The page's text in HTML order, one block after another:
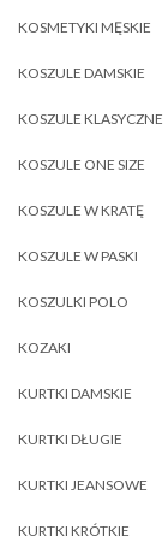
KOSMETYKI MĘSKIE
KOSZULE DAMSKIE
KOSZULE KLASYCZNE
KOSZULE ONE SIZE
KOSZULE W KRATĘ
KOSZULE W PASKI
KOSZULKI POLO
KOZAKI
KURTKI DAMSKIE
KURTKI DŁUGIE
KURTKI JEANSOWE
KURTKI KRÓTKIE